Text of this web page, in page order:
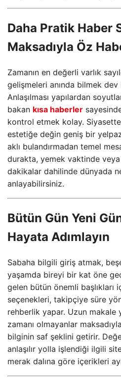
Daha Pratik Haber
Maksadıyla Öz
Zamanın en değerli varlık
gelişmeleri anında bilmek dev
Anlaşılması yapılardan
bakan kısa haberler
kontrol etmek kolay.
estetiğe değin geniş bir
aklı bulandırmadan temel
durakta, yemek vaktinde veya
dakikalar dahilinde dünyada
anlayabilirsiniz.
Bütün Gün Yeni
Hayata Adımlayın
Sabaha bilgili giriş atmak,
yaşamda bireyi bir kat öne
gelen bütün önemli başlıkları
seçenekleri, takipçiye süre
rehberlik yapar. Uzun makale
zamanı olmayanlar
bilginin saf şeklini getirir.
anlaşılır yolla işlendiği ilgili
merak dalına göre içerikleri